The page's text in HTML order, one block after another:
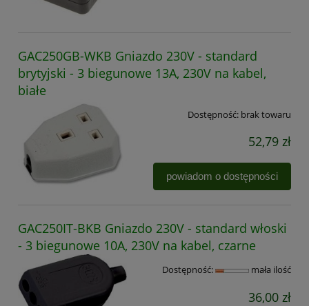
GAC250GB-WKB Gniazdo 230V - standard
brytyjski - 3 biegunowe 13A, 230V na kabel,
białe
Dostępność: brak towaru
52,79 zł
powiadom o dostępności
GAC250IT-BKB Gniazdo 230V - standard włoski
- 3 biegunowe 10A, 230V na kabel, czarne
Dostępność: mała ilość
36,00 zł